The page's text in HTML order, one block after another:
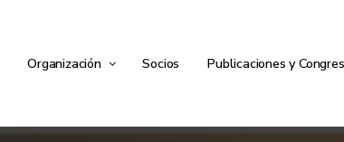
Organización Socios Publicaciones y